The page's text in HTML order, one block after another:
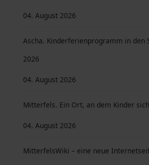
04. August 2026
Ascha. Kinderferienprogramm in den
2026
04. August 2026
Mitterfels. Ein Ort, an dem Kinder
04. August 2026
MitterfelsWiki – eine neue